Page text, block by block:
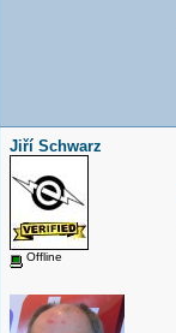
Jiří Schwarz
Offline